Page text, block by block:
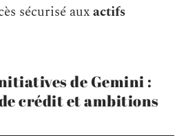
sécurisé auxactifs
de Gemini :
crédit et ambitions